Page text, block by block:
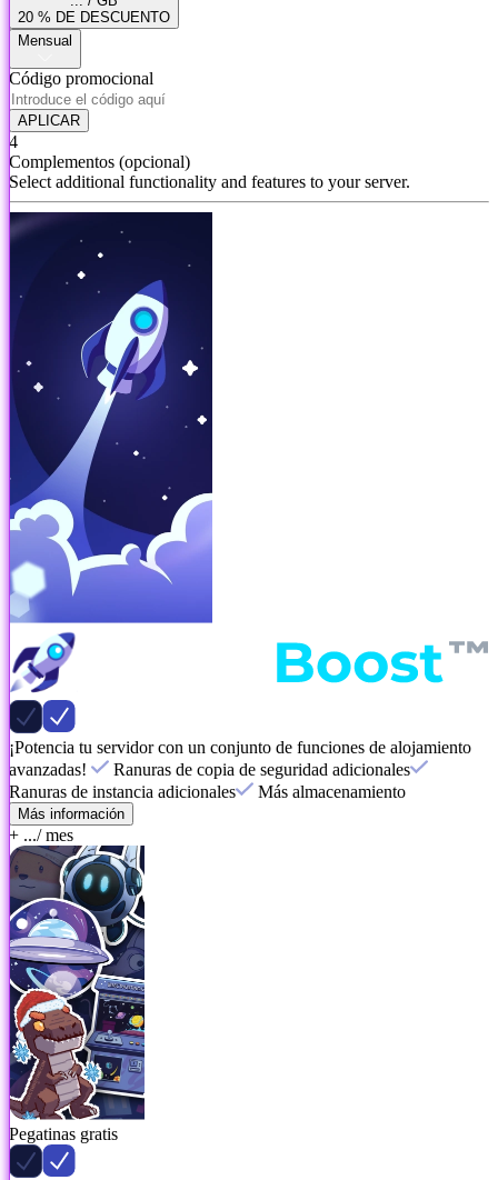
20 % DE DESCUENTO
Mensual
Código promocional
APLICAR
4
Complementos (opcional)
Select additional functionality and features to your server.
¡Potencia tu servidor con un conjunto de funciones de alojamiento
avanzadas!
Ranuras de copia de seguridad adicionales
Ranuras de instancia adicionales
Más almacenamiento
Más información
+ .../ mes
Pegatinas gratis